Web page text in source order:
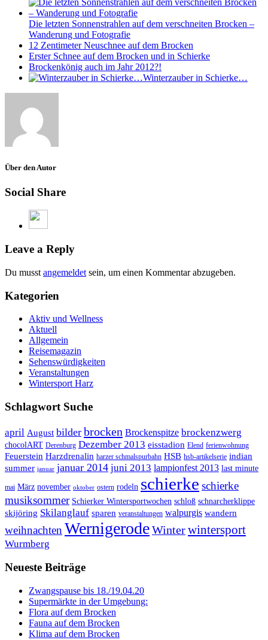
Die letzten Sonnenstrahlen auf dem verschneiten Brocken –
Wanderung und Fotografie
12 Zentimeter Neuschnee auf dem Brocken
Erster Schnee auf dem Brocken und in Schierke
Brockenkönig auch im Jahr 2012?!
Winterzauber in Schierke…
Über den Autor
Social Share
Leave a Reply
Du musst angemeldet sein, um einen Kommentar abzugeben.
Kategorien
Aktiv und Wellness
Aktuell
Allgemein
Reisemagazin
Sehenswürdigkeiten
Veranstaltungen
Wintersport Harz
Schlagwort Suche
april August bilder brocken Brockenspitze brockenzwerg
chocolART Derenburg Dezember 2013 eisstadion Elend ferienwohnung
Feuerstein Harzdrenalin harzer schmalspurbahn HSB hsb-artikelserie indian
summer januar januar 2014 juni 2013 lampionfest 2013 last minute
mai März november oktober ostern rodeln schierke schierke
musiksommer Schierker Wintersportwochen schloß schnarcherklippe
skijöring Skilanglauf sparen veranstaltungen walpurgis wandern
weihnachten WernigerodeWinterwintersport
Wurmberg
Neueste Beiträge
Zwangspause bis 18./19.04.20
Supermärkte in der Umgebung:
Flora auf dem Brocken
Fauna auf dem Brocken
Klima auf dem Brocken